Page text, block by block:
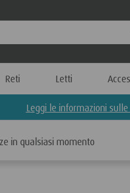
Reti Letti
Leggi le informazioni
in qualsiasi momento